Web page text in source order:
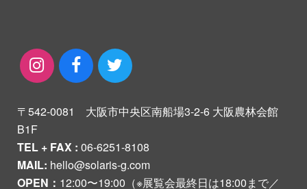
〒542-0081 大阪市中央区南船場3-2-6 大阪農林会館
B1F
TEL + FAX : 06-6251-8108
MAIL: hello@solaris-g.com
OPEN： 12:00〜19:00（※展覧会最終日は18:00まで／